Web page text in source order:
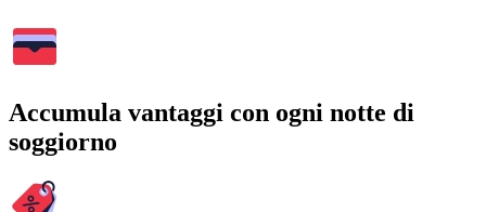
Accumula vantaggi con ogni notte di
soggiorno